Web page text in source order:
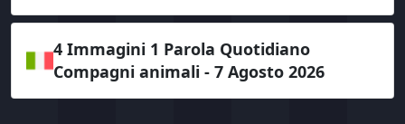
4 Immagini 1 Parola Quotidiano
Compagni animali - 7 Agosto 2026